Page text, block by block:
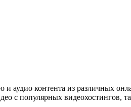
аудио контента из различных
с популярных видеохостингов,